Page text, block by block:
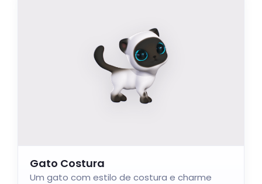
Gato Costura
Um gato com estilo de costura e charme